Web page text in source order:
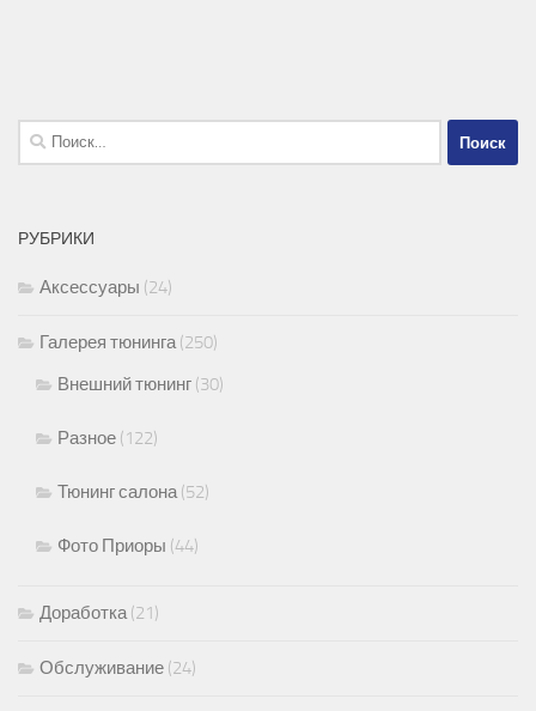
Найти:
РУБРИКИ
Аксессуары (24)
Галерея тюнинга(250)
Внешний тюнинг (30)
Разное (122)
Тюнинг салона(52)
Фото Приоры (44)
Доработка(21)
Обслуживание (24)